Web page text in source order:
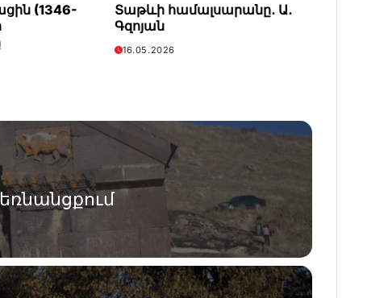
(1346-
Տաթևի համալսարանը․ Ա․
Գզոյան
16.05.2026